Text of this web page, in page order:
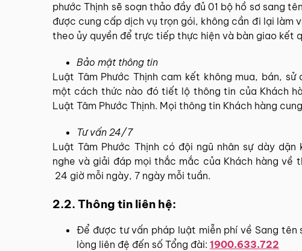
phước Thịnh sẽ soạn thảo đầy đủ 01 bộ hồ sơ sang
được cung cấp dịch vụ trọn gói, không cần đi lại làm
theo ủy quyền để trực tiếp thực hiện và bàn giao kết
Bảo mật thông tin
Luật Tâm Phước Thịnh cam kết không mua, bán,
một cách thức nào đó tiết lộ thông tin của Khách
Luật Tâm Phước Thịnh. Mọi thông tin Khách hàng
Tư vấn 24/7
Luật Tâm Phước Thịnh có đội ngũ nhân sự dày
nghe và giải đáp mọi thắc mắc của Khách hàng về
24 giờ mỗi ngày, 7 ngày mỗi tuần.
2.2. Thông tin liên hệ:
Để được tư vấn pháp luật miễn phí về Sang
lòng liên đệ đến số Tổng đài: 1900.633.722